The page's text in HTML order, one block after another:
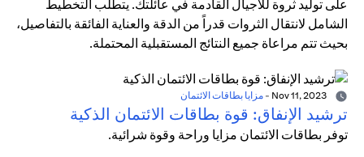
على توليد ثروة للأجيال القادمة في عائلتك. يتطلب التخطيط
الشامل لانتقال الثروات قدراً من الدقة والعناية الفائقة بالتفاصيل،
بحيث تتم مراعاة جميع النتائج المستقبلية المحتملة.
- مزايا بطاقات الائتمان
ترشيد الإنفاق: قوة بطاقات الائتمان الذكية
توفر بطاقات الائتمان مزايا وراحة وقوة شرائية.